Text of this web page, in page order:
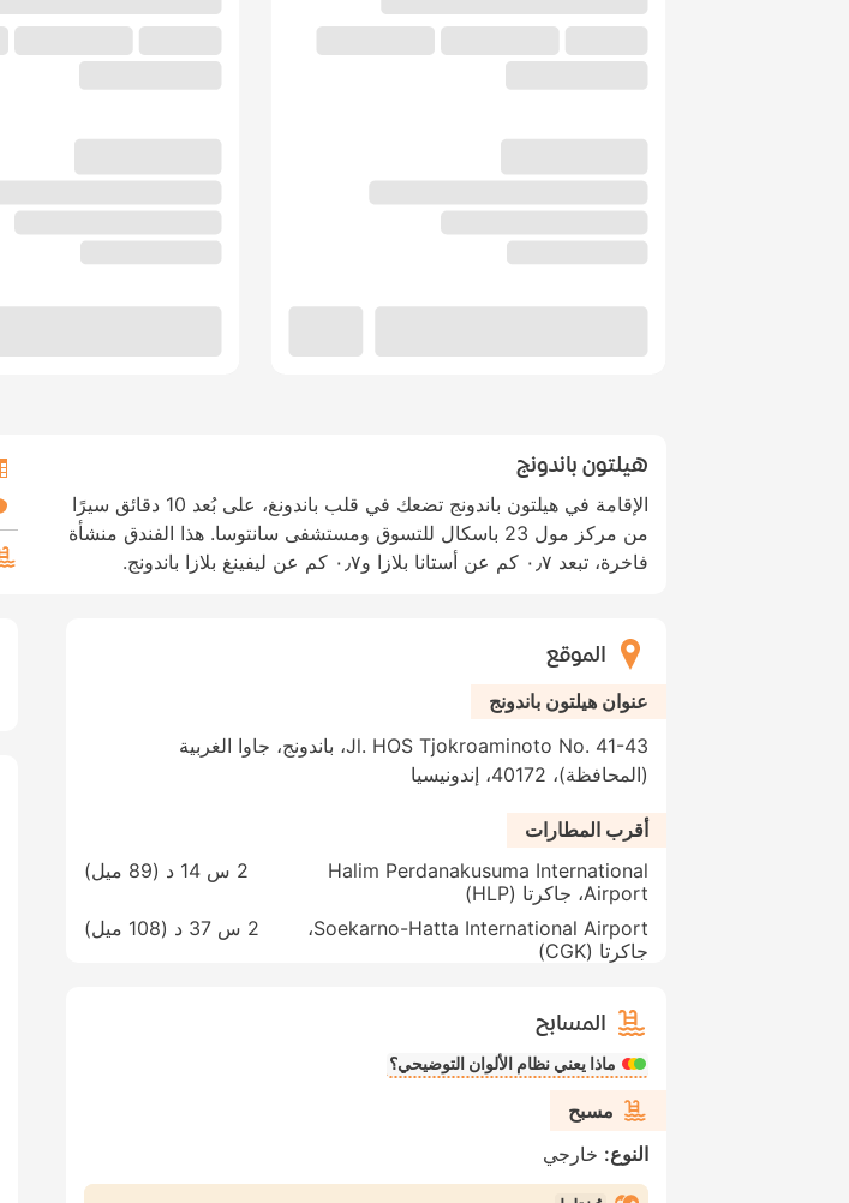
هيلتون باندونج
الإقامة في هيلتون باندونج تضعك في قلب باندونغ، على بُعد 10 دقائق سيرًا
من مركز مول 23 باسكال للتسوق ومستشفى سانتوسا. هذا الفندق منشأة
فاخرة، تبعد ٠٫٧ كم عن أستانا بلازا و٠٫٧ كم عن ليفينغ بلازا باندونج.
الموقع
عنوان هيلتون باندونج
Jl. HOS Tjokroaminoto No. 41-43، باندونج، جاوا الغربية
(المحافظة)، 40172، إندونيسيا
أقرب المطارات
Halim Perdanakusuma International
Airport، جاكرتا (HLP)
2 س 14 د ( 89 ميل )
Soekarno-Hatta International Airport،
جاكرتا (CGK)
2 س 37 د ( 108 ميل )
المسابح
ماذا يعني نظام الألوان التوضيحي؟
مسبح
النوع: خارجي